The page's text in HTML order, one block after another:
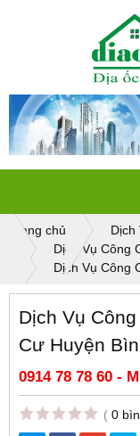
Trang chủ
Dịch
Dịch Vụ Công
Dịch Vụ Công
Dịch Vụ
Cư Huyện
0914 78 78 60 -
( 0